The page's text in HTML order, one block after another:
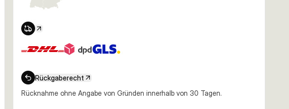
Rückgaberecht
Rücknahme ohne Angabe von Gründen innerhalb von 30 Tagen.